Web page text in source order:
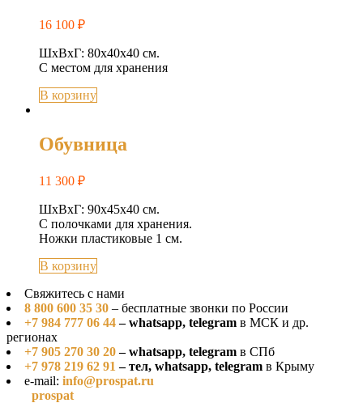
16 100 ₽
ШхВхГ: 80х40х40 см.
C местом для хранения
В корзину
Обувница
11 300 ₽
ШхВхГ: 90х45х40 см.
С полочками для хранения.
Ножки пластиковые 1 см.
В корзину
Свяжитесь с нами
8 800 600 35 30 – бесплатные звонки по России
+7 984 777 06 44– whatsapp, telegram в МСК и др.
регионах
+7 905 270 30 20– whatsapp, telegram в СПб
+7 978 219 62 91 – тел, whatsapp, telegram в Крыму
e-mail: info@prospat.ru
prospat